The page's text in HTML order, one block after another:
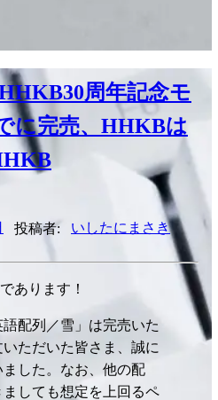
周年記念モ
に完売、HHKBは
投稿者: いしたにまさき
あります！
配列／雪」は完売いた
ただいた皆さま、誠に
した。なお、他の配
しても想定を上回るペ